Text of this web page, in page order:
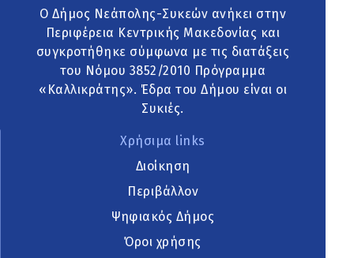
Ο Δήμος Νεάπολης-Συκεών ανήκει στην
Περιφέρεια Κεντρικής Μακεδονίας και
συγκροτήθηκε σύμφωνα με τις διατάξεις
του Νόμου 3852/2010 Πρόγραμμα
«Καλλικράτης». Έδρα του Δήμου είναι οι
Συκιές.
Χρήσιμα links
Διοίκηση
Περιβάλλον
Ψηφιακός Δήμος
Όροι χρήσης